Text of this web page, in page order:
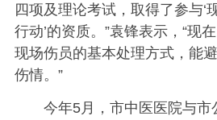
四项及理论考试，取得了参与‘
行动’的资质。”袁锋表示，“现
现场伤员的基本处理方式，能
伤情。”
今年5月，市中医医院与市